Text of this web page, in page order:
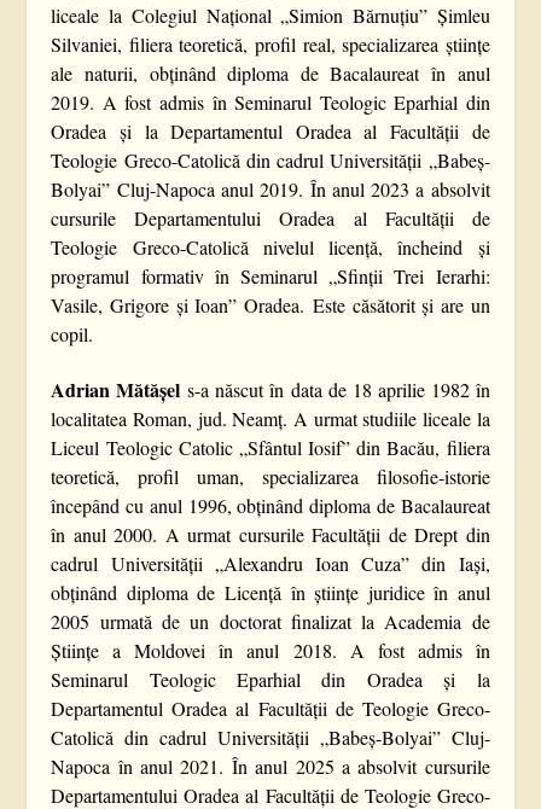
liceale la Colegiul Național „Simion Bărnuțiu” Șimleu
Silvaniei, filiera teoretică, profil real, specializarea științe
ale naturii, obținând diploma de Bacalaureat în anul
2019. A fost admis în Seminarul Teologic Eparhial din
Oradea și la Departamentul Oradea al Facultății de
Teologie Greco-Catolică din cadrul Universității „Babeș-
Bolyai” Cluj-Napoca anul 2019. În anul 2023 a absolvit
cursurile Departamentului Oradea al Facultății de
Teologie Greco-Catolică nivelul licență, încheind și
programul formativ în Seminarul „Sfinții Trei Ierarhi:
Vasile, Grigore și Ioan” Oradea. Este căsătorit și are un
copil.
Adrian Mătășel s-a născut în data de 18 aprilie 1982 în
localitatea Roman, jud. Neamț. A urmat studiile liceale la
Liceul Teologic Catolic „Sfântul Iosif” din Bacău, filiera
teoretică, profil uman, specializarea filosofie-istorie
începând cu anul 1996, obținând diploma de Bacalaureat
în anul 2000. A urmat cursurile Facultății de Drept din
cadrul Universității „Alexandru Ioan Cuza” din Iași,
obținând diploma de Licență în științe juridice în anul
2005 urmată de un doctorat finalizat la Academia de
Științe a Moldovei în anul 2018. A fost admis în
Seminarul Teologic Eparhial din Oradea și la
Departamentul Oradea al Facultății de Teologie Greco-
Catolică din cadrul Universității „Babeș-Bolyai” Cluj-
Napoca în anul 2021. În anul 2025 a absolvit cursurile
Departamentului Oradea al Facultății de Teologie Greco-